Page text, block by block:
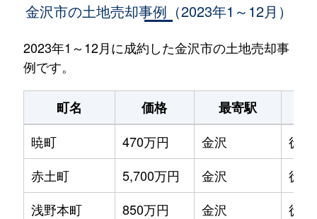
金沢市の土地売却事例（2023年1～12月）
2023年1～12月に成約した金沢市の土地売却事
例です。
町名 価格 最寄駅
暁町
470万円 金沢
徒
赤土町
5,700万円 金沢
徒
浅野本町
850万円 金沢
徒